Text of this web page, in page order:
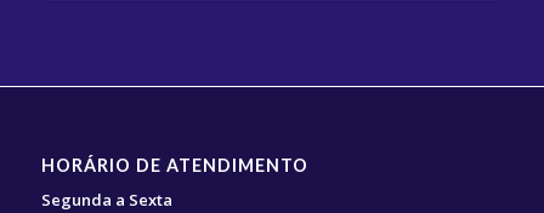
HORÁRIO DE ATENDIMENTO
Segunda a Sexta